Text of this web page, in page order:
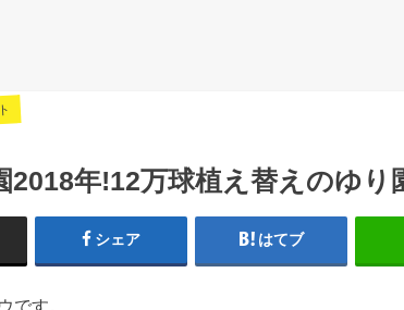
2018年!12万球植え替えのゆり
シェア はてブ
です。